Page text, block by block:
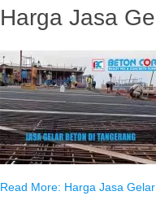
Harga Jasa
Read More: Harga Jasa